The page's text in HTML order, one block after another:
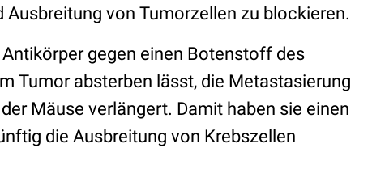
von Tumorzellen zu blockieren.
gegen einen Botenstoff des
Tumor absterben lässt, die Metastasierung
Mäuse verlängert. Damit haben sie einen
die Ausbreitung von Krebszellen